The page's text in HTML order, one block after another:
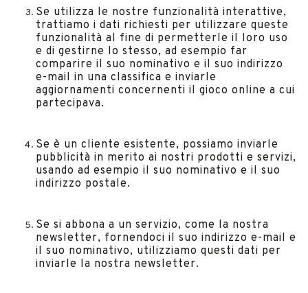
Se utilizza le nostre funzionalità interattive,
trattiamo i dati richiesti per utilizzare queste
funzionalità al fine di permetterle il loro uso
e di gestirne lo stesso, ad esempio far
comparire il suo nominativo e il suo indirizzo
e-mail in una classifica e inviarle
aggiornamenti concernenti il gioco online a cui
partecipava.
Se è un cliente esistente, possiamo inviarle
pubblicità in merito ai nostri prodotti e servizi,
usando ad esempio il suo nominativo e il suo
indirizzo postale.
Se si abbona a un servizio, come la nostra
newsletter, fornendoci il suo indirizzo e-mail e
il suo nominativo, utilizziamo questi dati per
inviarle la nostra newsletter.